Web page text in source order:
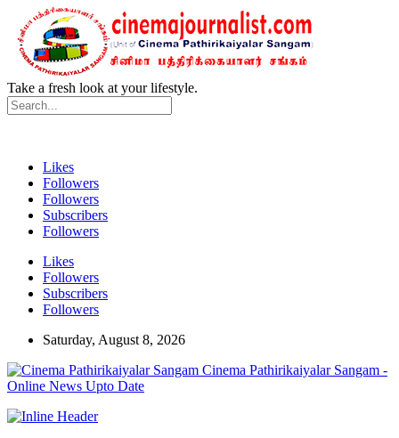
Take a fresh look at your lifestyle.
Likes
Followers
Followers
Subscribers
Followers
Likes
Followers
Subscribers
Followers
Saturday, August 8, 2026
Cinema Pathirikaiyalar Sangam -
Online News Upto Date